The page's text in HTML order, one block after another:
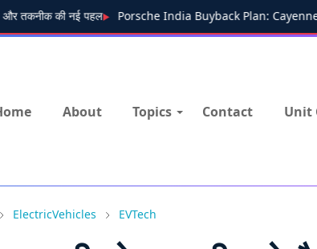
की नई पहल Porsche India Buyback Plan: Cayenne,
About Topics Contact Unit
ElectricVehicles EVTech